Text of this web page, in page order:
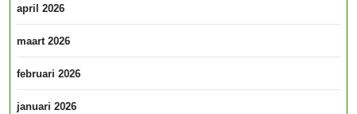
april 2026
maart 2026
februari 2026
januari 2026